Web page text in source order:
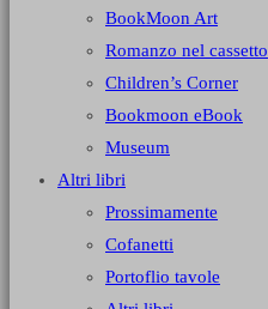
BookMoon Art
Romanzo nel cassetto
Children’s Corner
Bookmoon eBook
Museum
Altri libri
Prossimamente
Cofanetti
Portoflio tavole